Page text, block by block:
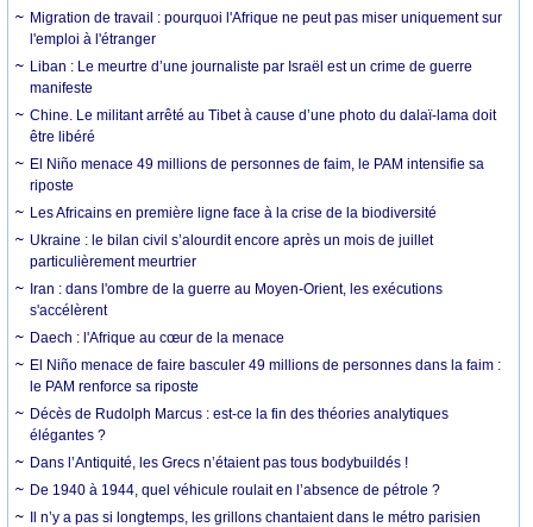
Migration de travail : pourquoi l'Afrique ne peut pas miser uniquement sur
l'emploi à l'étranger
Liban : Le meurtre d’une journaliste par Israël est un crime de guerre
manifeste
Chine. Le militant arrêté au Tibet à cause d’une photo du dalaï-lama doit
être libéré
El Niño menace 49 millions de personnes de faim, le PAM intensifie sa
riposte
Les Africains en première ligne face à la crise de la biodiversité
Ukraine : le bilan civil s’alourdit encore après un mois de juillet
particulièrement meurtrier
Iran : dans l'ombre de la guerre au Moyen-Orient, les exécutions
s'accélèrent
Daech : l'Afrique au cœur de la menace
El Niño menace de faire basculer 49 millions de personnes dans la faim :
le PAM renforce sa riposte
Décès de Rudolph Marcus : est-ce la fin des théories analytiques
élégantes ?
Dans l’Antiquité, les Grecs n’étaient pas tous bodybuildés !
De 1940 à 1944, quel véhicule roulait en l’absence de pétrole ?
Il n’y a pas si longtemps, les grillons chantaient dans le métro parisien